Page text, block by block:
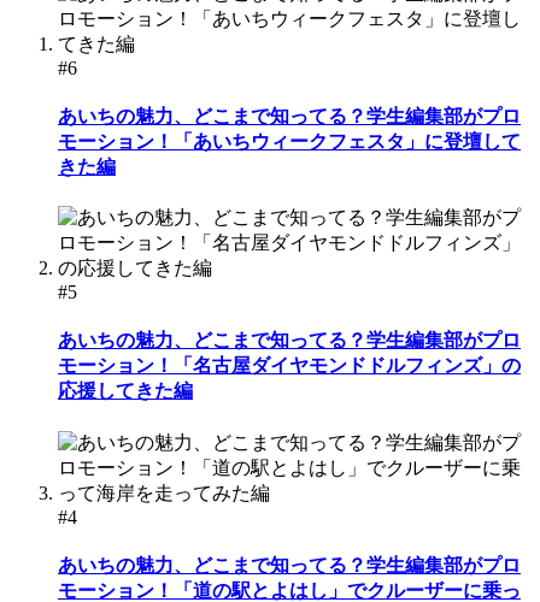
#6
あいちの魅力、どこまで知ってる？学生編集部がプロ
モーション！「あいちウィークフェスタ」に登壇して
きた編
#5
あいちの魅力、どこまで知ってる？学生編集部がプロ
モーション！「名古屋ダイヤモンドドルフィンズ」の
応援してきた編
#4
あいちの魅力、どこまで知ってる？学生編集部がプロ
モーション！「道の駅とよはし」でクルーザーに乗っ